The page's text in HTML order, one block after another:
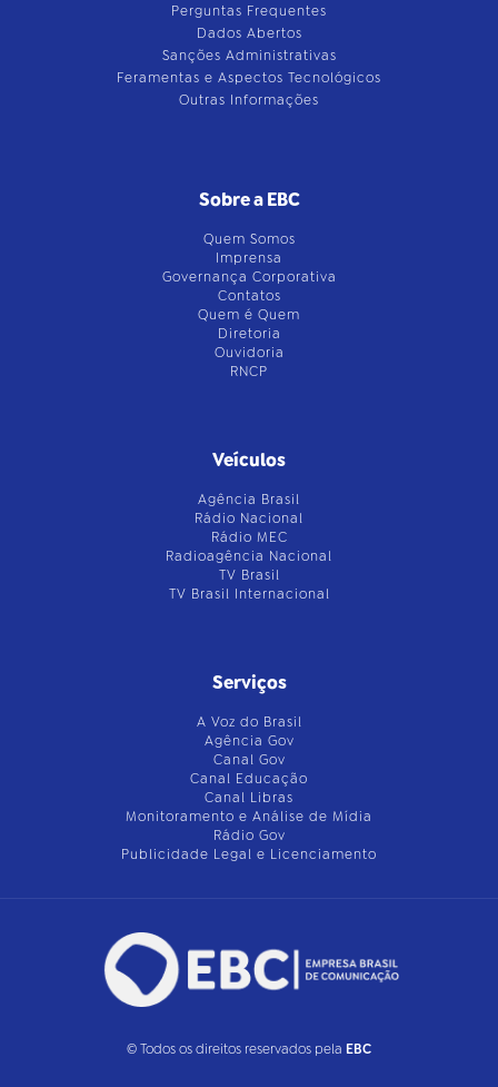
Perguntas Frequentes
Dados Abertos
Sanções Administrativas
Feramentas e Aspectos Tecnológicos
Outras Informações
Sobre a EBC
Quem Somos
Imprensa
Governança Corporativa
Contatos
Quem é Quem
Diretoria
Ouvidoria
RNCP
Veículos
Agência Brasil
Rádio Nacional
Rádio MEC
Radioagência Nacional
TV Brasil
TV Brasil Internacional
Serviços
A Voz do Brasil
Agência Gov
Canal Gov
Canal Educação
Canal Libras
Monitoramento e Análise de Mídia
Rádio Gov
Publicidade Legal e Licenciamento
© Todos os direitos reservados pela EBC